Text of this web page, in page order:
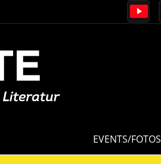
EVENTS/FOTOS